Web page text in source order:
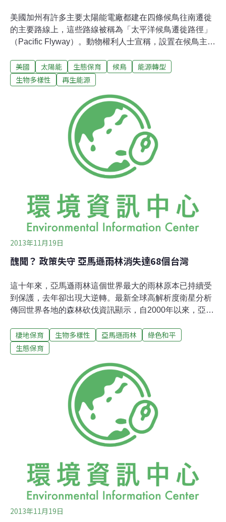
美國加州有許多主要太陽能電廠都建在四條候鳥往南遷徙
的主要路線上，這些路線被稱為「太平洋候鳥遷徙路徑」
（Pacific Flyway）。動物權利人士宣稱，設置在候鳥主要
州當局深入調查太陽能技術造成的鳥類死亡數量。當地媒
體報導，加州BrightSource能源公司即將開始營運的
廠附近亦發現數十隻翅膀燒焦的鳥兒。最近在Desert
Sunlight的550兆瓦太陽能光伏電廠附近，也發現了19隻鳥
類屍體。今年五月甚至發現美國聯邦政府列為瀕危的鳥類
──尤馬長嘴秧雞的屍體。環繞兩座電塔的眾多鏡面，以及
其反射出的太陽輻射通量是最大的問題；鏡面吸收的太陽
光可加熱塔頂鍋爐裡的液體，提供蒸汽發動渦輪機。然而
報導表示，鏡面反射的輻射也因此足以灼傷鳥的翅膀；鳥
美國 太陽能 生態保育 候鳥
能源轉型
生物多樣性
再生能源
2013年11月19日
醜聞？ 政策失守 亞馬遜雨林消失達68個台灣
這十年來，亞馬遜雨林這個世界最大的雨林原本已持續受
到保護，去年卻出現大逆轉。最新全球高解析度衛星分析
傳回世界各地的森林砍伐資訊顯示，自2000年以來，亞馬
是英國國土面積的十倍（約台灣面積的67.5倍），光是去
年的砍伐量就增加了近三分之一。環團譴責這和巴西總統
律保護有關。但巴西環境部長反駁此說，表示整體的雨林
保護趨勢仍是「正面」的，消滅非法森林砍伐仍然是政府
棲地保育 生物多樣性 亞馬遜雨林
綠色和平
生態保育
2013年11月19日